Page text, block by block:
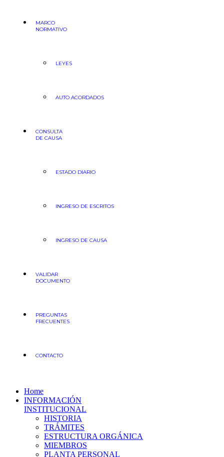
MARCO
NORMATIVO
LEYES
AUTO ACORDADOS
CONSULTA
DE CAUSA
ESTADO DIARIO
INGRESO DE ESCRITOS
INGRESO DE CAUSA
VALIDAR
DOCUMENTO
PREGUNTAS
FRECUENTES
CONTACTO
Home
INFORMACIÓN
INSTITUCIONAL
HISTORIA
TRÁMITES
ESTRUCTURA ORGÁNICA
MIEMBROS
PLANTA PERSONAL